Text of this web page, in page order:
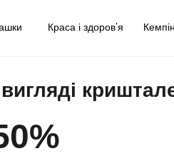
Краса і здоров’я